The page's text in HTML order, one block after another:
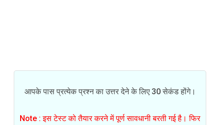
आपके पास प्रत्येक प्रश्न का उत्तर देने के लिए 30 सेकंड होंगे।
Note : इस टेस्ट को तैयार करने में पूर्ण सावधानी बरती गई है। फिर